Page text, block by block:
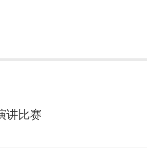
讲比赛